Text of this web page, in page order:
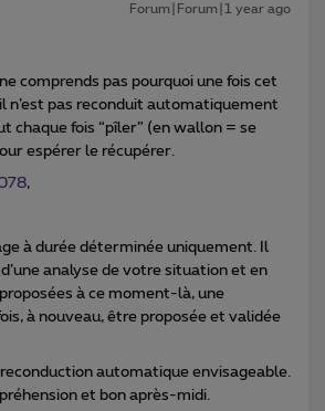
Forum|Forum|1 year ago
comprends pas pourquoi une fois cet
n’est pas reconduit automatiquement
chaque fois “pîler” (en wallon = se
espérer le récupérer.
,
à durée déterminée uniquement. Il
analyse de votre situation et en
à ce moment-là, une
à nouveau, être proposée et validée
reconduction automatique envisageable.
et bon après-midi.